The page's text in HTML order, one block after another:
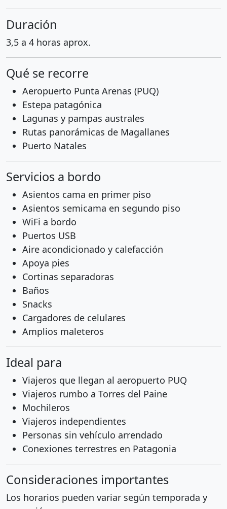
Duración
3,5 a 4 horas aprox.
Qué se recorre
Aeropuerto Punta Arenas (PUQ)
Estepa patagónica
Lagunas y pampas australes
Rutas panorámicas de Magallanes
Puerto Natales
Servicios a bordo
Asientos cama en primer piso
Asientos semicama en segundo piso
WiFi a bordo
Puertos USB
Aire acondicionado y calefacción
Apoya pies
Cortinas separadoras
Baños
Snacks
Cargadores de celulares
Amplios maleteros
Ideal para
Viajeros que llegan al aeropuerto PUQ
Viajeros rumbo a Torres del Paine
Mochileros
Viajeros independientes
Personas sin vehículo arrendado
Conexiones terrestres en Patagonia
Consideraciones importantes
Los horarios pueden variar según temporada y